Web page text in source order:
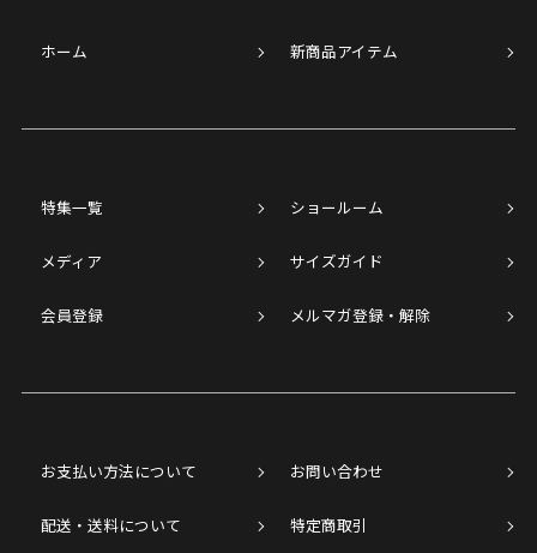
ホーム 新商品アイテム
特集一覧 ショールーム
メディア サイズガイド
会員登録 メルマガ登録・解除
お支払い方法について お問い合わせ
配送・送料について 特定商取引